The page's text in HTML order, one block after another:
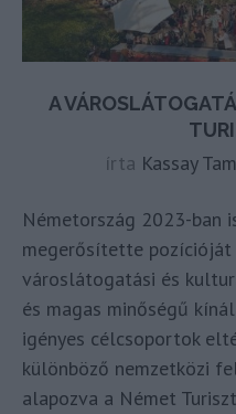
A
írta Kassay
Németország 2023-ban
megerősítette pozícióját
városlátogatási és
és magas minőségű
igényes célcsoportok
különböző nemzetközi
alapozva a Német